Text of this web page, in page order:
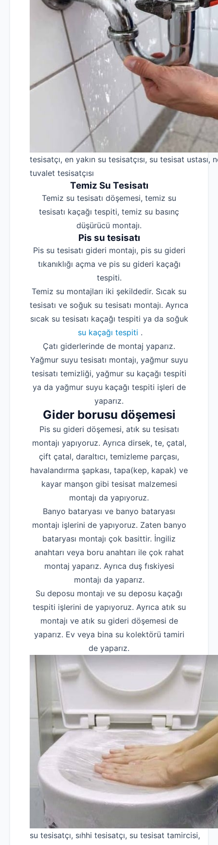
tesisatçı, en yakın su tesisatçısı, su tesisat
tuvalet tesisatçısı
Temiz Su Tesisatı
Temiz su tesisatı döşemesi, temiz su
tesisatı kaçağı tespiti, temiz su basınç
düşürücü montajı.
Pis su tesisatı
Pis su tesisatı gideri montajı, pis su gideri
tıkanıklığı açma ve pis su gideri kaçağı
tespiti.
Temiz su montajları iki şekildedir. Sıcak su
tesisatı ve soğuk su tesisatı montajı. Ayrıca
sıcak su tesisatı kaçağı tespiti ya da soğuk
su kaçağı tespiti .
Çatı giderlerinde de montaj yaparız.
Yağmur suyu tesisatı montajı, yağmur suyu
tesisatı temizliği, yağmur su kaçağı tespiti
ya da yağmur suyu kaçağı tespiti işleri de
yaparız.
Gider borusu döşemesi
Pis su gideri döşemesi, atık su tesisatı
montajı yapıyoruz. Ayrıca dirsek, te, çatal,
çift çatal, daraltıcı, temizleme parçası,
havalandırma şapkası, tapa(kep, kapak) ve
kayar manşon gibi tesisat malzemesi
montajı da yapıyoruz.
Banyo bataryası ve banyo bataryası
montajı işlerini de yapıyoruz. Zaten banyo
bataryası montajı çok basittir. İngiliz
anahtarı veya boru anahtarı ile çok rahat
montaj yaparız. Ayrıca duş fıskiyesi
montajı da yaparız.
Su deposu montajı ve su deposu kaçağı
tespiti işlerini de yapıyoruz. Ayrıca atık su
montajı ve atık su gideri döşemesi de
yaparız. Ev veya bina su kolektörü tamiri
de yaparız.
su tesisatçı, sıhhi tesisatçı, su tesisat tamircisi,